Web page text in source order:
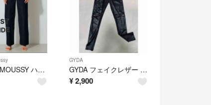
AZUL BY MOUSSY ハイウエストデニム ワイド XS
GYDA
GYDA フェイクレザー RAISED BACK KNEE ZIPレギンス
¥2,900